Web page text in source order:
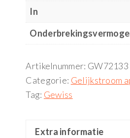
In
Artikelnummer: GW72133
Categorie: Gelijkstroom
Tag: Gewiss
Extra informatie